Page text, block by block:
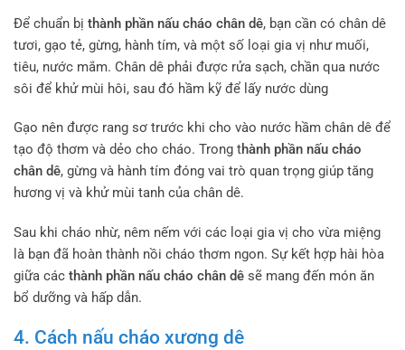
Để chuẩn bị thành phần nấu cháo chân dê, bạn cần có chân dê
tươi, gạo tẻ, gừng, hành tím, và một số loại gia vị như muối,
tiêu, nước mắm. Chân dê phải được rửa sạch, chần qua nước
sôi để khử mùi hôi, sau đó hầm kỹ để lấy nước dùng
Gạo nên được rang sơ trước khi cho vào nước hầm chân dê để
tạo độ thơm và dẻo cho cháo. Trong thành phần nấu cháo
chân dê, gừng và hành tím đóng vai trò quan trọng giúp tăng
hương vị và khử mùi tanh của chân dê.
Sau khi cháo nhừ, nêm nếm với các loại gia vị cho vừa miệng
là bạn đã hoàn thành nồi cháo thơm ngon. Sự kết hợp hài hòa
giữa các thành phần nấu cháo chân dê sẽ mang đến món ăn
bổ dưỡng và hấp dẫn.
4. Cách nấu cháo xương dê